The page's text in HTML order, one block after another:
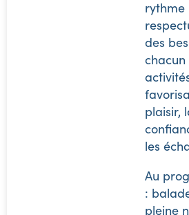
rythme
des
chacun
plaisir,
les
Au
:
pleine